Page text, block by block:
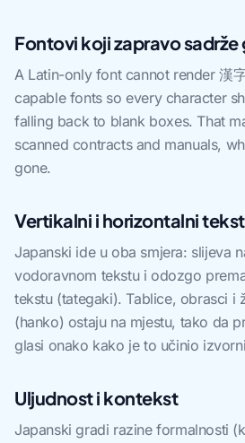
Fontovi koji zapravo sadrže
A Latin-only font cannot render 漢
capable fonts so every character
falling back to blank boxes. That
scanned contracts and manuals,
gone.
Vertikalni i horizontalni tekst
Japanski ide u oba smjera: slijeva
vodoravnom tekstu i odozgo
tekstu (tategaki). Tablice, obrasci i
(hanko) ostaju na mjestu, tako da
glasi onako kako je to učinio
Uljudnost i kontekst
Japanski gradi razine formalnosti